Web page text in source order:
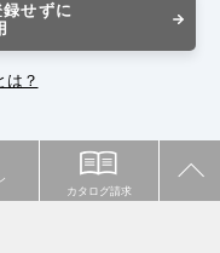
せずに
は？
カタログ請求